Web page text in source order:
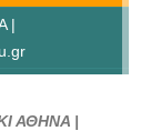
|
ΑΘΗΝΑ |